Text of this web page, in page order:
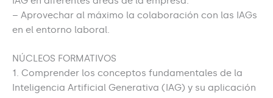
– Aprovechar al máximo la colaboración con las IAGs
en el entorno laboral.
NÚCLEOS FORMATIVOS
1. Comprender los conceptos fundamentales de la
Inteligencia Artificial Generativa (IAG) y su aplicación